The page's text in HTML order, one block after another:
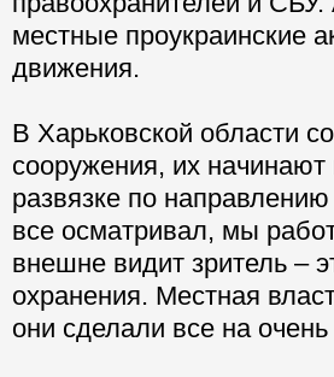
местные проукраинские
движения.
В Харьковской области
сооружения, их начинают
развязке по
все осматривал, мы
внешне видит зритель –
охранения. Местная
они сделали все на